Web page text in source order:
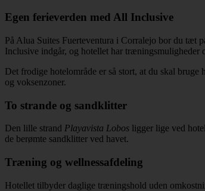
Egen ferieverden med All Inclusive
På Alua Suites Fuerteventura i Corralejo bor du tæt
Inclusive indgår, og hotellet har træningsmuligheder
Det frodige hotelområde er så stort, at du skal
og voksenzoner.
To strande og sandklitter
Den lille strand Playavista Lobos ligger lige ved
de berømte sandklitter ved havet.
Træning og wellnessafdeling
Hotellet tilbyder daglige træningshold uden